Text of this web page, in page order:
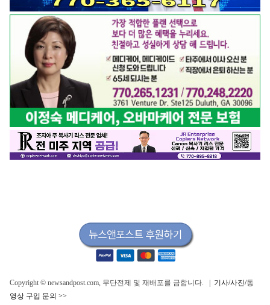
Copyright © newsandpost.com, 무단전제 및 재배포를 금합니다. | 기사/사진/동
영상 구입 문의 >>